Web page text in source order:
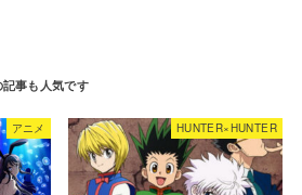
アニメ HUNTER×HUNTER